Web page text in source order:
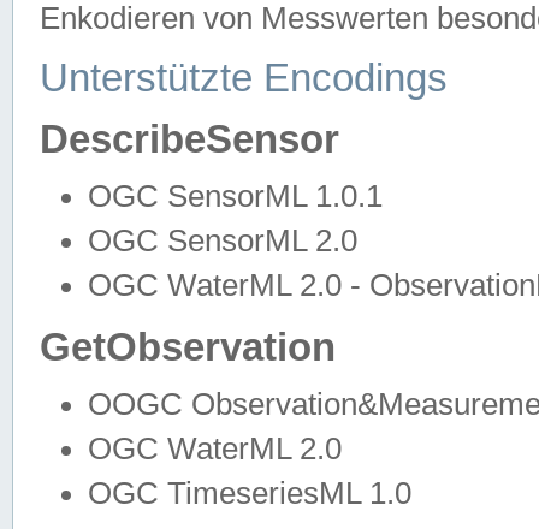
Enkodieren von Messwerten
Unterstützte Encodings
DescribeSensor
OGC SensorML 1.0.1
OGC SensorML 2.0
OGC WaterML 2.0 -
GetObservation
OOGC
OGC WaterML 2.0
OGC TimeseriesML 1.0